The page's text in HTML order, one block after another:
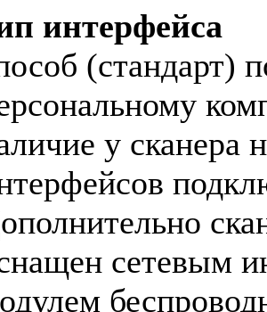
интерфейса
(стандарт)
у сканера
сетевым